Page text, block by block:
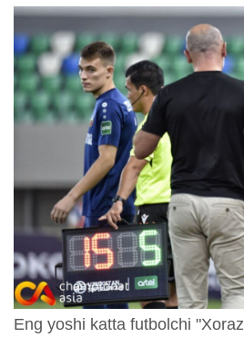
Eng yoshi katta futbolchi